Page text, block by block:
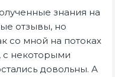
знания на
отзывы, но
со мной на потоках
с некоторыми
довольны. А